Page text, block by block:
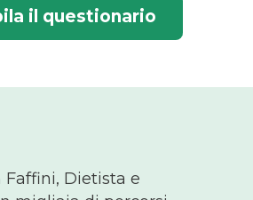
il questionario
Faffini, Dietista e